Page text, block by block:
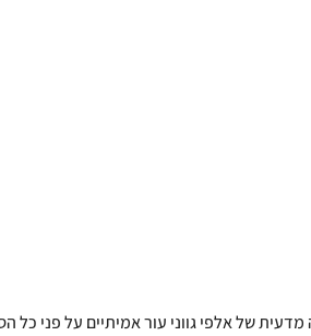
של אלפי גווני עור אמיתיים על פני כל